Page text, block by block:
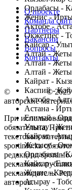
Ордабасы -
Женис -
Актобе -
Окжетпес -
Кайсар -
Алтай -
Алтай -
Алтай -
Кайрат -
Каспий -
Актобе -
Астана -
Елимай -
Улытау -
Кайрат -
Жетысу -
Ордабасы -
Кайсар -
Женис -
Атырау -
О проекте
Команда
Партнеры
Вакансии
Вопросы
Контакты
© Copyright© 2025
авторские
При
обязательна. При
текстовых
sportinfo.kz
редакции:
рекламных
рекламодатель.
авторов.